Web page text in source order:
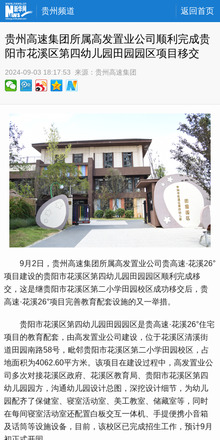
贵州频道 返回首页
贵州高速集团所属高发置业公司顺利完成贵
阳市花溪区第四幼儿园田园园区项目移交
2024-09-03 18:17:53 来源： 贵州高速集团
9月2日，贵州高速集团所属高发置业公司贵高速·花溪26°
项目建设的贵阳市花溪区第四幼儿园田园园区顺利完成移
交，这是继贵阳市花溪区第二小学田园校区成功移交后，贵
高速·花溪26°项目完善教育配套设施的又一举措。
贵阳市花溪区第四幼儿园田园园区是贵高速·花溪26°住宅
项目的教育配套，由高发置业公司建设，位于花溪区清溪街
道田园南路58号，毗邻贵阳市花溪区第二小学田园校区，占
地面积为4062.60平方米。该项目在建设过程中，高发置业公
司多次对接花溪区政府、花溪区教育局、贵阳市花溪区第四
幼儿园园方，沟通幼儿园设计总图，深挖设计细节，为幼儿
园配齐了保健室、寝室活动室、美工教室、储藏室等，同时
在每间寝室活动室还配置白板交互一体机、手提便携小音箱
及话筒等设施设备，目前，该校区已完成招生工作，预计9月